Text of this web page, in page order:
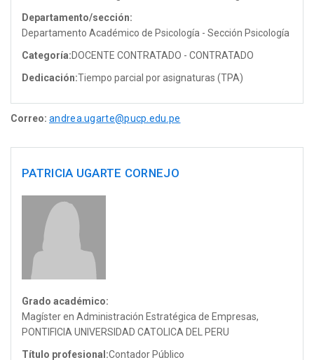
Departamento/sección:
Departamento Académico de Psicología - Sección Psicología
Categoría:DOCENTE CONTRATADO - CONTRATADO
Dedicación:Tiempo parcial por asignaturas (TPA)
Correo: andrea.ugarte@pucp.edu.pe
PATRICIA UGARTE CORNEJO
Grado académico:
Magíster en Administración Estratégica de Empresas,
PONTIFICIA UNIVERSIDAD CATOLICA DEL PERU
Título profesional:Contador Público